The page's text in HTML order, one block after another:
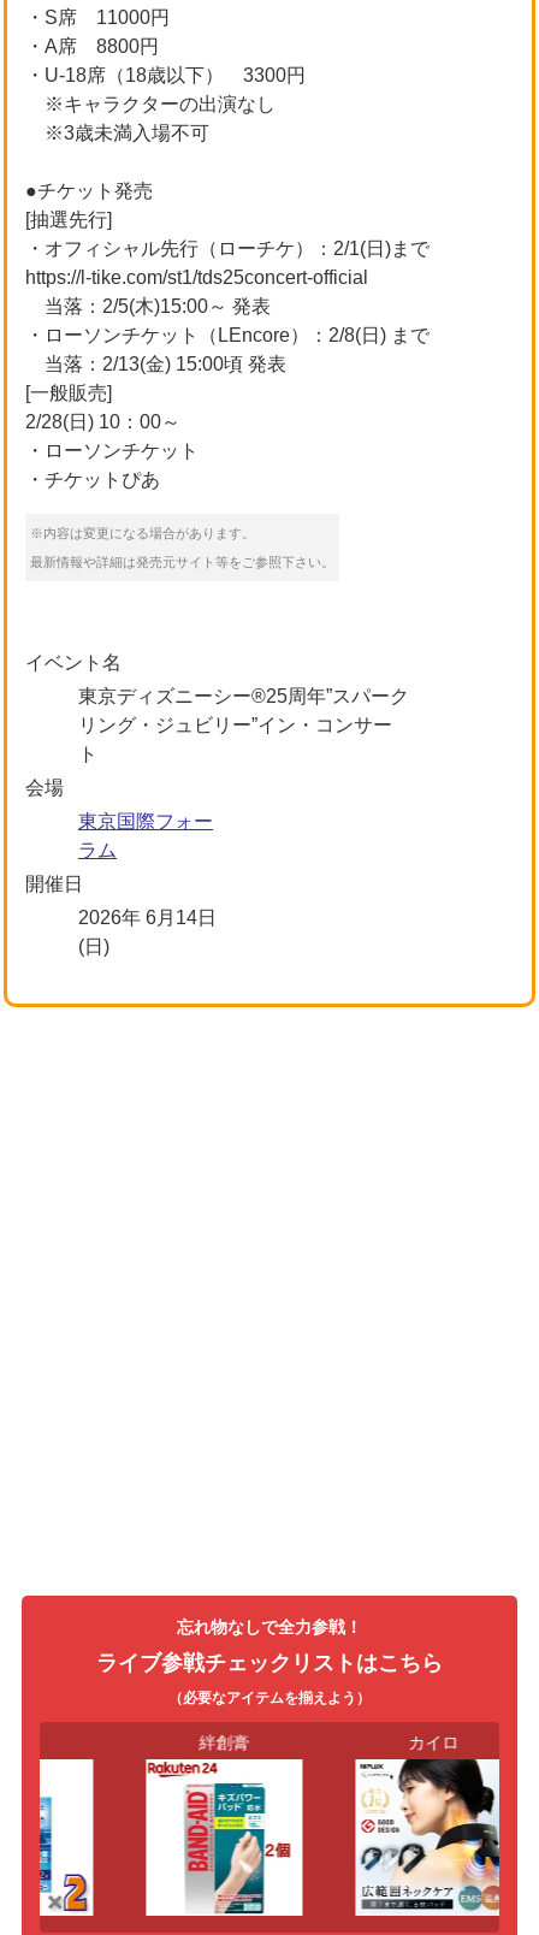
・S席 11000円
・A席 8800円
・U-18席（18歳以下） 3300円
※キャラクターの出演なし
※3歳未満入場不可
●チケット発売
[抽選先行]
・オフィシャル先行（ローチケ）：2/1(日)まで
https://l-tike.com/st1/tds25concert-official
当落：2/5(木)15:00～ 発表
・ローソンチケット（LEncore）：2/8(日) まで
当落：2/13(金) 15:00頃 発表
[一般販売]
2/28(日) 10：00～
・ローソンチケット
・チケットぴあ
※内容は変更になる場合があります。
最新情報や詳細は発売元サイト等をご参照下さい。
イベント名
東京ディズニーシー®25周年”スパーク
リング・ジュビリー”イン・コンサー
ト
会場
東京国際フォー
ラム
開催日
2026年 6月14日
(日)
忘れ物なしで全力参戦！
ライブ参戦チェックリストはこちら
（必要なアイテムを揃えよう）
絆創膏 カイロ